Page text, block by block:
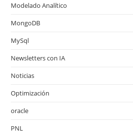
Modelado Analítico
MongoDB
MySql
Newsletters con IA
Noticias
Optimización
oracle
PNL